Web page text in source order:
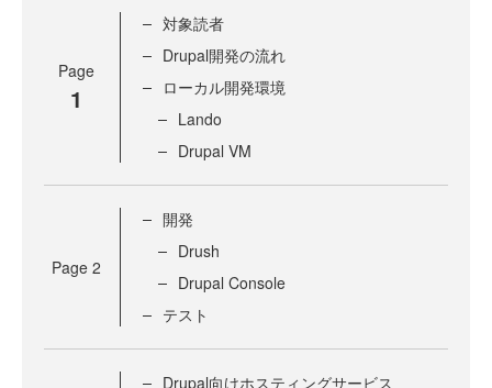
Page
1
対象読者
Drupal開発の流れ
ローカル開発環境
Lando
Drupal VM
Page 2
開発
Drush
Drupal Console
テスト
Drupal向けホスティングサービス